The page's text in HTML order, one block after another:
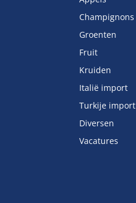
Champignons
Groenten
Fruit
Kruiden
Italië import
Turkije import
Diversen
Vacatures